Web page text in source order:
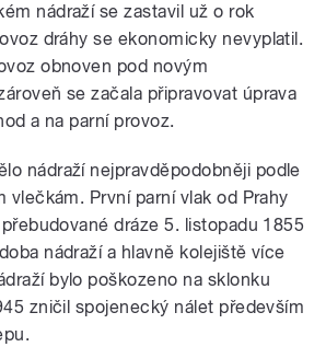
nádraží se zastavil už o rok
dráhy se ekonomicky nevyplatil.
obnoven pod novým
se začala připravovat úprava
a na parní provoz.
nádraží nejpravděpodobněji podle
vlečkám. První parní vlak od Prahy
dráze 5. listopadu 1855
nádraží a hlavně kolejiště více
bylo poškozeno na sklonku
zničil spojenecký nálet především